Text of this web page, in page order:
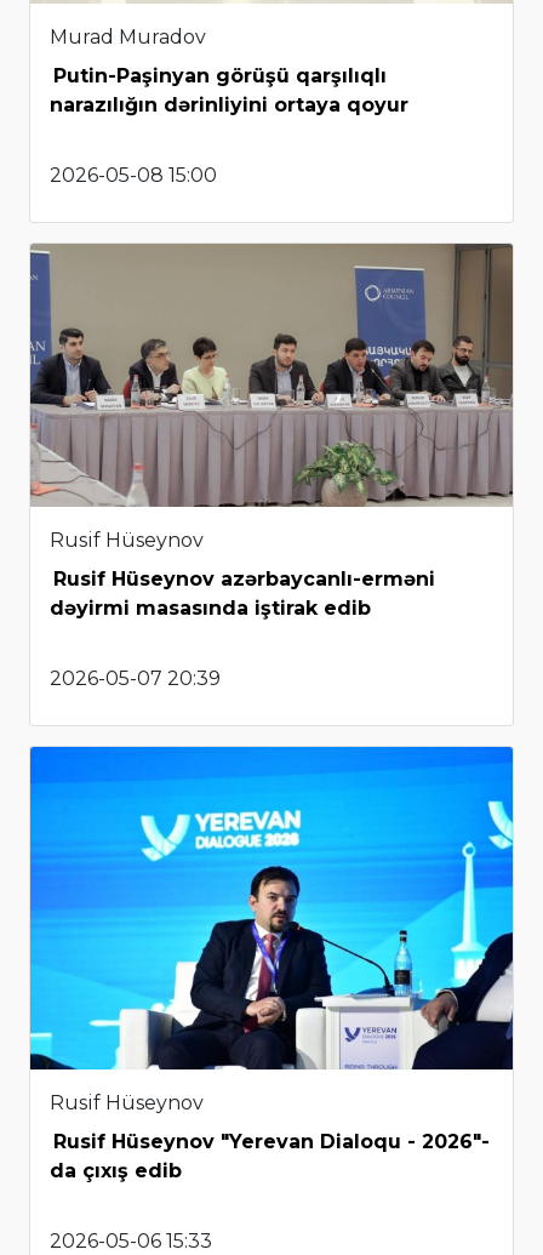
Murad Muradov
Putin-Paşinyan görüşü qarşılıqlı
narazılığın dərinliyini ortaya qoyur
2026-05-08 15:00
Rusif Hüseynov
Rusif Hüseynov azərbaycanlı-erməni
dəyirmi masasında iştirak edib
2026-05-07 20:39
Rusif Hüseynov
Rusif Hüseynov "Yerevan Dialoqu - 2026"-
da çıxış edib
2026-05-06 15:33